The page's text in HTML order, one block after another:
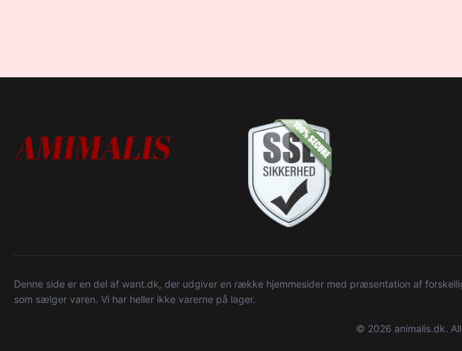
Denne side er en del af want.dk, der udgiver en række hjemmesider med præsentation af
som sælger varen. Vi har heller ikke varerne på lager.
© 2026 animalis.dk.